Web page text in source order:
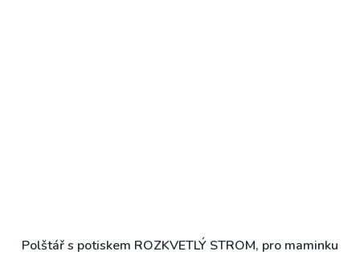
Polštář s potiskem ROZKVETLÝ STROM, pro maminku